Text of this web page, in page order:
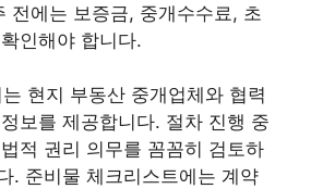
전에는 보증금, 중개수수료, 초
인해야 합니다.
현지 부동산 중개업체와 협력
보를 제공합니다. 절차 진행 중
적 권리 의무를 꼼꼼히 검토하
. 준비물 체크리스트에는 계약